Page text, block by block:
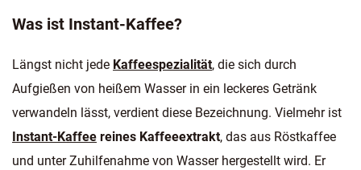
Was ist Instant-Kaffee?
Längst nicht jede Kaffeespezialität, die sich durch
Aufgießen von heißem Wasser in ein leckeres Getränk
verwandeln lässt, verdient diese Bezeichnung. Vielmehr ist
Instant-Kaffee reines Kaffeeextrakt, das aus Röstkaffee
und unter Zuhilfenahme von Wasser hergestellt wird. Er